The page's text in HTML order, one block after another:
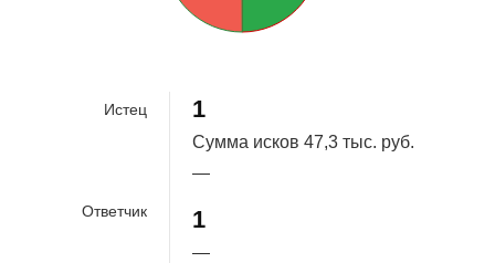
Истец
Ответчик
1
Сумма исков 47,3 тыс. руб.
—
1
—